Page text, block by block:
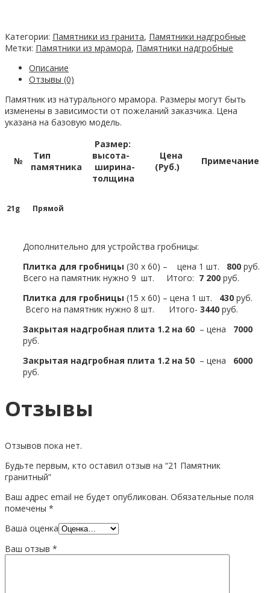
Категории: Памятники из гранита, Памятники надгробные
Метки: Памятники из мрамора, Памятники надгробные
Описание
Отзывы (0)
Памятник из натурального мрамора. Размеры могут быть
изменены в зависимости от пожеланий заказчика. Цена
указана на базовую модель.
№
Тип
памятника
Размер:
высота-
ширина-
толщина
Цена
(Руб.)
Примечание
21g Прямой
Дополнительно для устройства гробницы:
Плитка для гробницы (30 х 60) – цена 1 шт. 800 руб.
Всего на памятник нужно 9 шт. Итого: 7 200 руб.
Плитка для гробницы (15 х 60) – цена 1 шт. 430 руб.
Всего на памятник нужно 8 шт. Итого- 3440 руб.
Закрытая надгробная плита 1.2 на 60 – цена 7000
руб.
Закрытая надгробная плита 1.2 на 50 – цена 6000
руб.
Отзывы
Отзывов пока нет.
Будьте первым, кто оставил отзыв на “21 Памятник
гранитный”
Ваш адрес email не будет опубликован. Обязательные поля
помечены *
Ваша оценка
Ваш отзыв *